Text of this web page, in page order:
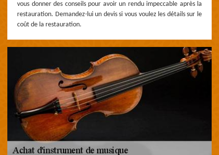
vous donner des conseils pour avoir un rendu impeccable après la
restauration. Demandez-lui un devis si vous voulez les détails sur le
coût de la restauration.